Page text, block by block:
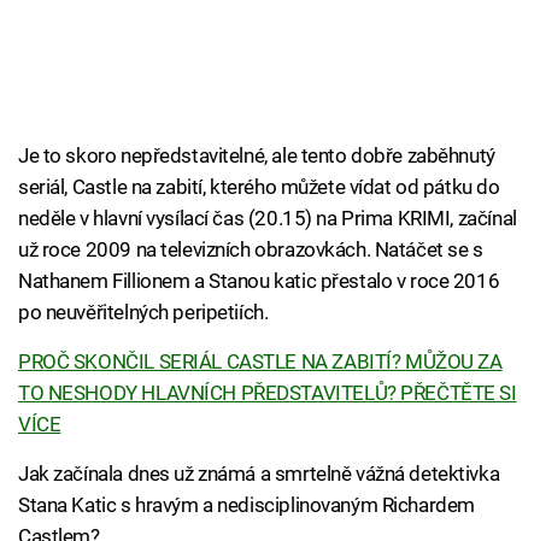
Je to skoro nepředstavitelné, ale tento dobře zaběhnutý
seriál, Castle na zabití, kterého můžete vídat od pátku do
neděle v hlavní vysílací čas (20.15) na Prima KRIMI, začínal
už roce 2009 na televizních obrazovkách. Natáčet se s
Nathanem Fillionem a Stanou katic přestalo v roce 2016
po neuvěřitelných peripetiích.
PROČ SKONČIL SERIÁL CASTLE NA ZABITÍ? MŮŽOU ZA
TO NESHODY HLAVNÍCH PŘEDSTAVITELŮ? PŘEČTĚTE SI
VÍCE
Jak začínala dnes už známá a smrtelně vážná detektivka
Stana Katic s hravým a nedisciplinovaným Richardem